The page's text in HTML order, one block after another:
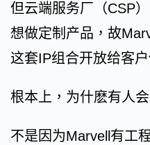
但云端服务厂（CSP
想做定制产品，故
这套IP组合开放给客户
根本上，为什麽有人
不是因为Marvell有工